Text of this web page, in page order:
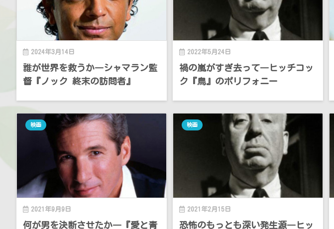
2024年3月14日
誰が世界を救うか―シャマラン監
督『ノック 終末の訪問者』
2022年5月24日
禍の嵐がすぎ去って―ヒッチコッ
ク『鳥』のポリフォニー
2021年9月9日
映画
何が男を決断させたか―『愛と青
2021年2月15日
映画
恐怖のもっとも深い発生源―ヒッ